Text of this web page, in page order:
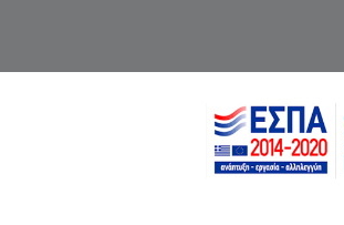
Υγειονομική Περιφέρεια Πελοποννήσου- Ιονίων